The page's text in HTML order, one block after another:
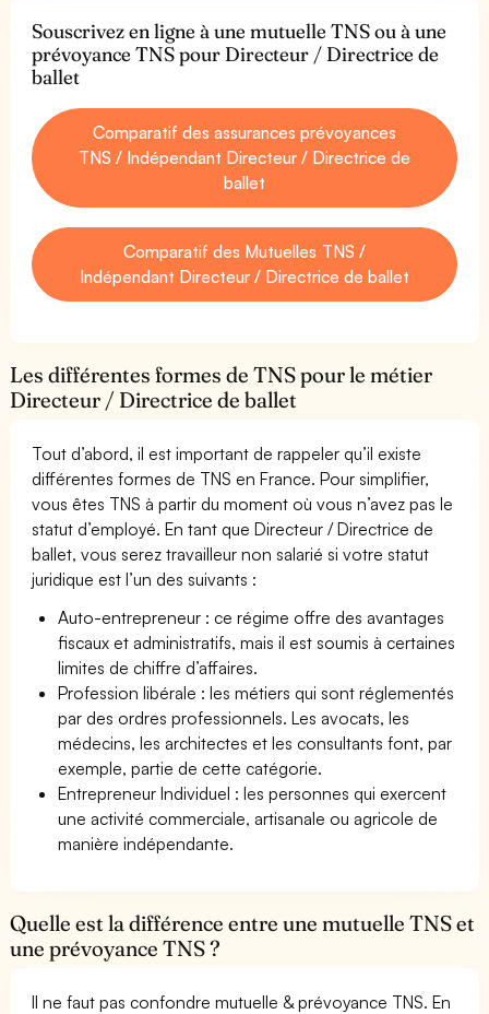
Souscrivez en ligne à une mutuelle TNS ou à une
prévoyance TNS pour Directeur / Directrice de
ballet
Comparatif des assurances prévoyances
TNS / Indépendant Directeur / Directrice de
ballet
Comparatif des Mutuelles TNS /
Indépendant Directeur / Directrice de ballet
Les différentes formes de TNS pour le métier
Directeur / Directrice de ballet
Tout d’abord, il est important de rappeler qu’il existe
différentes formes de TNS en France. Pour simplifier,
vous êtes TNS à partir du moment où vous n’avez pas le
statut d’employé. En tant que Directeur / Directrice de
ballet, vous serez travailleur non salarié si votre statut
juridique est l’un des suivants :
Auto-entrepreneur : ce régime offre des avantages
fiscaux et administratifs, mais il est soumis à certaines
limites de chiffre d’affaires.
Profession libérale : les métiers qui sont réglementés
par des ordres professionnels. Les avocats, les
médecins, les architectes et les consultants font, par
exemple, partie de cette catégorie.
Entrepreneur Individuel : les personnes qui exercent
une activité commerciale, artisanale ou agricole de
manière indépendante.
Quelle est la différence entre une mutuelle TNS et
une prévoyance TNS ?
Il ne faut pas confondre mutuelle & prévoyance TNS. En